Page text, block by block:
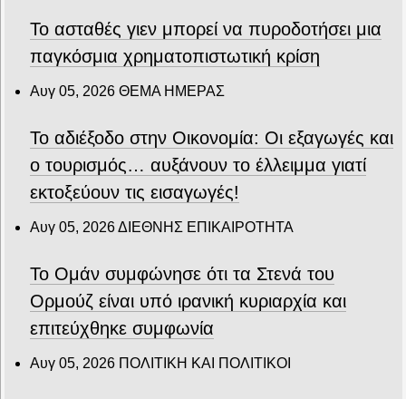
Το ασταθές γιεν μπορεί να πυροδοτήσει μια
παγκόσμια χρηματοπιστωτική κρίση
Αυγ 05, 2026 ΘΕΜΑ ΗΜΕΡΑΣ
Το αδιέξοδο στην Οικονομία: Οι εξαγωγές και
ο τουρισμός… αυξάνουν το έλλειμμα γιατί
εκτοξεύουν τις εισαγωγές!
Αυγ 05, 2026ΔΙΕΘΝΗΣ ΕΠΙΚΑΙΡΟΤΗΤΑ
Το Ομάν συμφώνησε ότι τα Στενά του
Ορμούζ είναι υπό ιρανική κυριαρχία και
επιτεύχθηκε συμφωνία
Αυγ 05, 2026 ΠΟΛΙΤΙΚΗ ΚΑΙ ΠΟΛΙΤΙΚΟΙ